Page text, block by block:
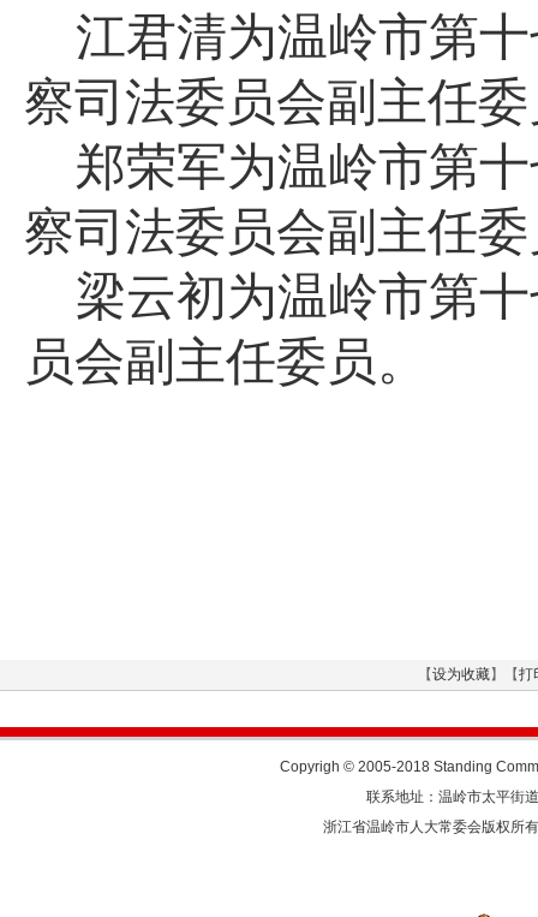
江君清为温岭市第
察司法委员会副主任
郑荣军为温岭市第
察司法委员会副主任
梁云初为温岭市第
员会副主任委员。
【设为收藏】【打
Copyrigh © 2005-2018 Standing
联系地址：温岭市太平
浙江省温岭市人大常委会版权所